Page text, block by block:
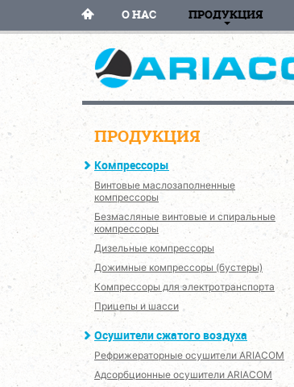
О НАС ПРОДУКЦИЯ
ПРОДУКЦИЯ
Компрессоры
Винтовые маслозаполненные
компрессоры
Безмасляные винтовые и спиральные
компрессоры
Дизельные компрессоры
Дожимные компрессоры (бустеры)
Компрессоры для электротранспорта
Прицепы и шасси
Осушители сжатого воздуха
Рефрижераторные осушители ARIACOM
Адсорбционные осушители ARIACOM